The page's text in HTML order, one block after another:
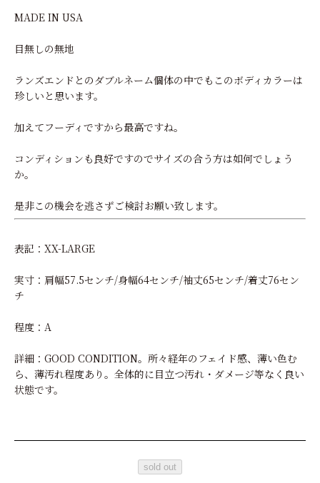
MADE IN USA
目無しの無地
ランズエンドとのダブルネーム個体の中でもこのボディカラーは
珍しいと思います。
加えてフーディですから最高ですね。
コンディションも良好ですのでサイズの合う方は如何でしょう
か。
是非この機会を逃さずご検討お願い致します。
表記：XX-LARGE
実寸：肩幅57.5センチ/身幅64センチ/袖丈65センチ/着丈76セン
チ
程度：A
詳細：GOOD CONDITION。所々経年のフェイド感、薄い色む
ら、薄汚れ程度あり。全体的に目立つ汚れ・ダメージ等なく良い
状態です。
sold out